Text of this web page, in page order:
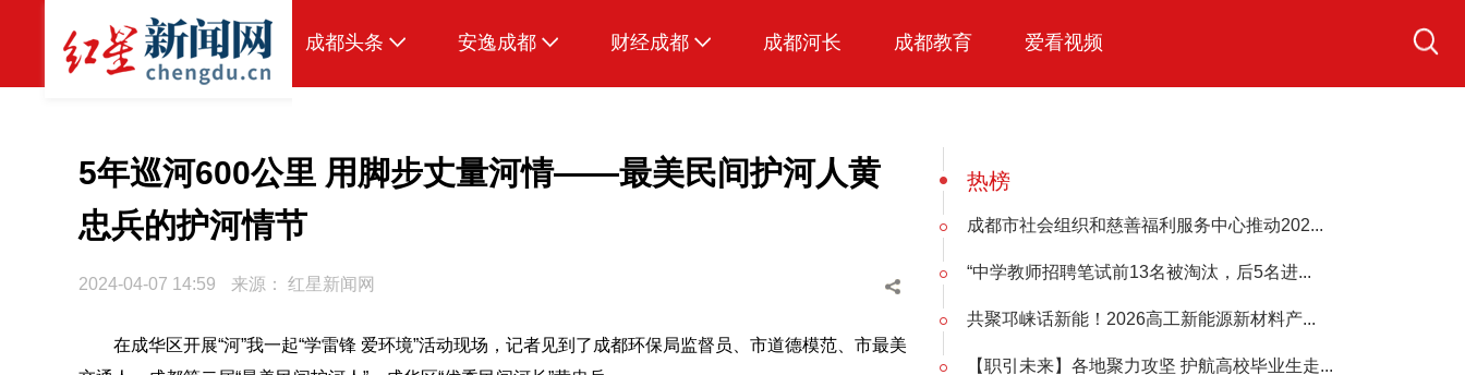
成都头条
本地
热点专题
安逸成都
美食
财经成都 成都河长 成都教育 爱看视频
5年巡河600公里 用脚步丈量河情——最美民间护河人黄
忠兵的护河情节
2024-04-07 14:59 来源： 红星新闻网
在成华区开展“河”我一起“学雷锋 爱环境”活动现场，记者见到了成都环保局监督员、市道德模范、市最美
热榜
成都市社会组织和慈善福利服务中心推动202...
“中学教师招聘笔试前13名被淘汰，后5名进...
共聚邛崃话新能！2026高工新能源新材料产...
【职引未来】各地聚力攻坚 护航高校毕业生走...